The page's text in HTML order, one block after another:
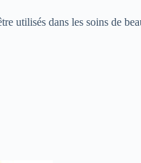
utilisés dans les soins de